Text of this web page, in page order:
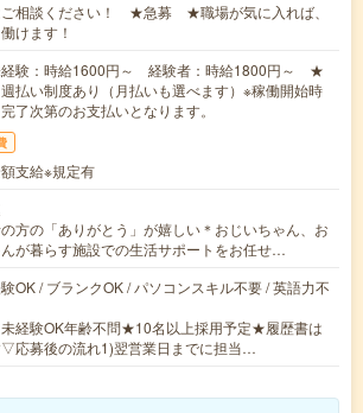
ご相談ください！ ★急募 ★職場が気に入れば、
けます！
経験：時給1600円～ 経験者：時給1800円～ ★
払い制度あり（月払いも選べます）※稼働開始時
了次第のお支払いとなります。
支給※規定有
方の「ありがとう」が嬉しい＊おじいちゃん、お
が暮らす施設での生活サポートをお任せ…
OK / ブランクOK / パソコンスキル不要 / 英語力不
経験OK年齢不問★10名以上採用予定★履歴書は
応募後の流れ1)翌営業日までに担当…